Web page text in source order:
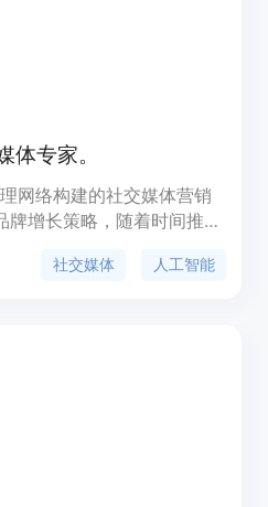
专家。
网络构建的社交媒体营销
增长策略，随着时间推移
社交媒体 人工智能